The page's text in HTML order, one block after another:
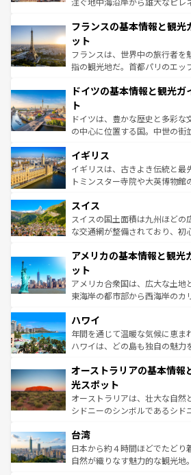
なお、新着のイタリア情報はコ
しい。
文化が根付くこの国では、情熱
れる闘牛、そして美味しいタパ
る。首都マドリードの洗練され
アートに溢れた街角から、地方
せる。地方によって風土や気候
ンテンツ一覧 を参照してほしい。
フランスの基本情報と観光
ット
フランスは、世界中の旅行者を
指の観光地だ。首都パリのエッ
で、幅広い魅力が詰まっている
聖堂、美しいビーチ、そして豊
から魅了する。また、フランス
れ、フランス料理はユネスコ無
香り高いラベンダー畑など、多
らに、パリ以外の地域にも魅
も豊かな歴史と文化が息づいて
を参照してほしい。
ドイツの基本情報と観光ガ
ト
ドイツは、豊かな歴史と多彩
の中心に位置する国。中世の街
顔を持つこの国は、どこを歩い
ルリンの文化的活気、バイエル
してライン川沿いのワイン畑と
は、お酒好きな人にはぜひ体験してほしい
ドイツ情報はコンテンツ一覧を
イギリス
イギリスは、古きよき伝統と最
トミンスター寺院や大英博物館
リアごとに異なる魅力がある。
ティー、ビール好きにはたまら
戦など、本場だからこそできる
ンツ一覧を参照してほしい。
スイス
スイスの国土面積は九州ほどの
な交通網が整備されており、初
の建物がそのまま残る町や、ス
博物館もあり、アルプス観光だ
ことができる。国民の所得が高
者向けの交通パス提供のサービ
着のスイス情報は
アメリカの基本情報と観光
ット
アメリカ合衆国は、広大な土地
東海岸の都市部から西海岸のカ
のような巨大都市は、観光、シ
ンメントが詰まった刺激的なス
西部には大自然が広がり、グラ
部のニューオーリンズでは、音
文化が魅力。旅行者はアメリカ
しみながら、その多様性と豊か
るだろう。車でのロードトリッ
情報は
ハワイ
年間を通じて温暖な気候に恵ま
ハワイは、どの島も独自の魅力
ワイ島は見逃せない。また、定
島だが、静かな自然を求めるな
おすすめ。エメラルドグリーン
文化や歴史が息づいている。「
人々、おいしいローカルフード
ク、伝統的なフラダンスなど、
っている。訪れるたびに新しい
オーストラリアの基本情報
光スポット
オーストラリアは、壮大な自然
シドニーのシンボルであるシド
リアリーフや大陸中央部にそび
ク）、タスマニアの美しい原生
ど、見どころがたくさん。また
台湾
日本から約４時間ほどでたどり
自然が織りなす魅力的な観光地